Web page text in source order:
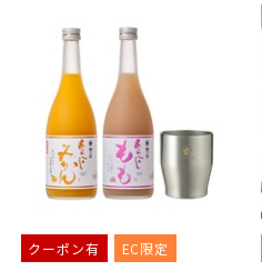
クーポン有 EC限定